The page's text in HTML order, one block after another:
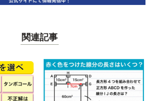
関連記事